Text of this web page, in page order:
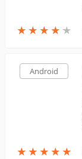
★ ★ ★ ★ ★
★ ★ ★ ★ ★
Android
★ ★ ★ ★ ★
★ ★ ★ ★ ★